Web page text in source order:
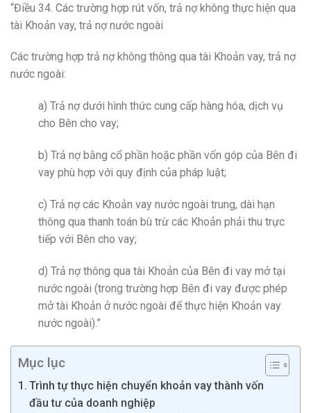
“Điều 34. Các trường hợp rút vốn, trả nợ không thực hiện qua
tài Khoản vay, trả nợ nước ngoài
Các trường hợp trả nợ không thông qua tài Khoản vay, trả nợ
nước ngoài:
a) Trả nợ dưới hình thức cung cấp hàng hóa, dịch vụ
cho Bên cho vay;
b) Trả nợ bằng cổ phần hoặc phần vốn góp của Bên đi
vay phù hợp với quy định của pháp luật;
c) Trả nợ các Khoản vay nước ngoài trung, dài hạn
thông qua thanh toán bù trừ các Khoản phải thu trực
tiếp với Bên cho vay;
d) Trả nợ thông qua tài Khoản của Bên đi vay mở tại
nước ngoài (trong trường hợp Bên đi vay được phép
mở tài Khoản ở nước ngoài để thực hiện Khoản vay
nước ngoài).”
Mục lục
Trình tự thực hiện chuyển khoản vay thành vốn
đầu tư của doanh nghiệp